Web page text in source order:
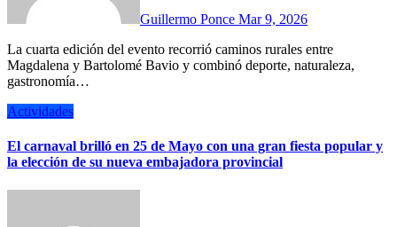
Guillermo Ponce Mar 9, 2026
La cuarta edición del evento recorrió caminos rurales entre
Magdalena y Bartolomé Bavio y combinó deporte, naturaleza,
gastronomía…
Actividades
El carnaval brilló en 25 de Mayo con una gran fiesta popular y
la elección de su nueva embajadora provincial